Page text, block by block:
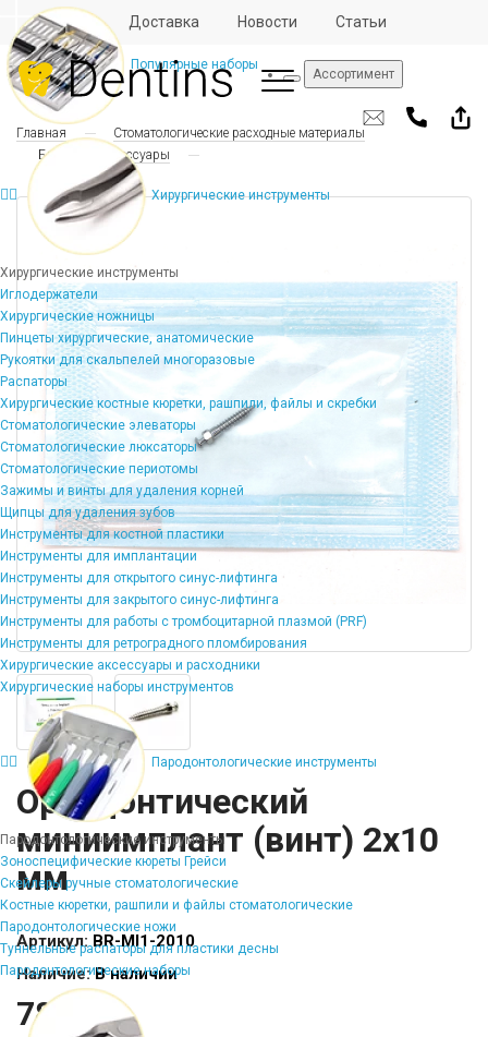
Отзывы Доставка Новости Статьи
Ассортимент
Популярные наборы
Хирургические инструменты
Хирургические инструменты
Иглодержатели
Хирургические ножницы
Пинцеты хирургические, анатомические
Рукоятки для скальпелей многоразовые
Распаторы
Хирургические костные кюретки, рашпили, файлы и скребки
Стоматологические элеваторы
Стоматологические люксаторы
Стоматологические периотомы
Зажимы и винты для удаления корней
Щипцы для удаления зубов
Инструменты для костной пластики
Инструменты для имплантации
Инструменты для открытого синус-лифтинга
Инструменты для закрытого синус-лифтинга
Инструменты для работы с тромбоцитарной плазмой (PRF)
Инструменты для ретроградного пломбирования
Хирургические аксессуары и расходники
Хирургические наборы инструментов
Пародонтологические инструменты
Пародонтологические инструменты
Зоноспецифические кюреты Грейси
Скейлеры ручные стоматологические
Костные кюретки, рашпили и файлы стоматологические
Пародонтологические ножи
Туннельные распаторы для пластики десны
Пародонтологические наборы
Главная
Стоматологические расходные материалы
Брекеты и аксессуары
Ортодонтический
миниимплант (винт) 2х10
мм
Артикул:BR-MI1-2010
Наличие:В наличии
784 ₽